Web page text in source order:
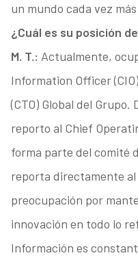
un mundo cada vez
¿Cuál es su posición
M. T.: Actualmente,
Information Officer
(CTO) Global del
reporto al Chief
forma parte del comité
reporta directamente al
preocupación por
innovación en todo lo
Información es